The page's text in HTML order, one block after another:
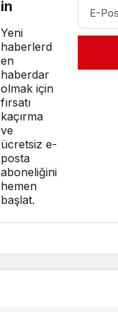
in
Yeni
haberlerd
en
haberdar
olmak için
fırsatı
kaçırma
ve
ücretsiz e-
posta
aboneliğini
hemen
başlat.